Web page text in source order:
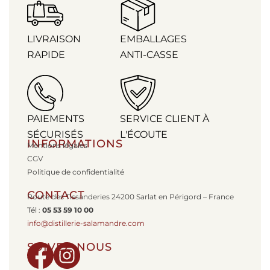
LIVRAISON
RAPIDE
EMBALLAGES
ANTI-CASSE
PAIEMENTS
SÉCURISÉS
SERVICE CLIENT À
L'ÉCOUTE
INFORMATIONS
Mentions légales
CGV
Politique de confidentialité
CONTACT
Route des Tissanderies 24200 Sarlat en Périgord – France
Tél : 05 53 59 10 00
info@distillerie-salamandre.com
SUIVEZ-NOUS